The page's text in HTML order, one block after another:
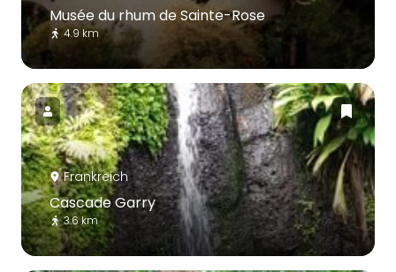
Musée du rhum de Sainte-Rose
4.9 km
Frankreich
Cascade Garry
3.6 km